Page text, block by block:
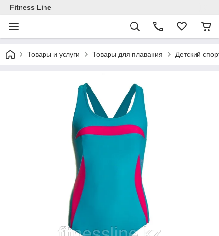
Fitness Line
Товары и услуги Товары для плавания Детский